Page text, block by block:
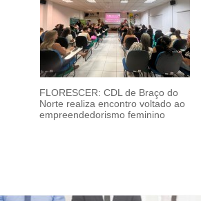
FLORESCER: CDL de Braço do
Norte realiza encontro voltado ao
empreendedorismo feminino